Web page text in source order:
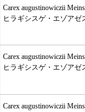
Carex augustinowiczii
ヒラギシスゲ・エゾアゼ
Carex augustinowiczii
ヒラギシスゲ・エゾアゼ
Carex augustinowiczii